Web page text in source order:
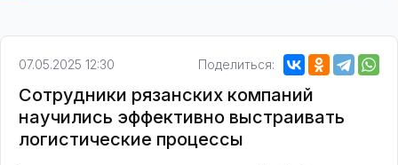
07.05.2025 12:30 Поделиться:
Сотрудники рязанских компаний
научились эффективно выстраивать
логистические процессы